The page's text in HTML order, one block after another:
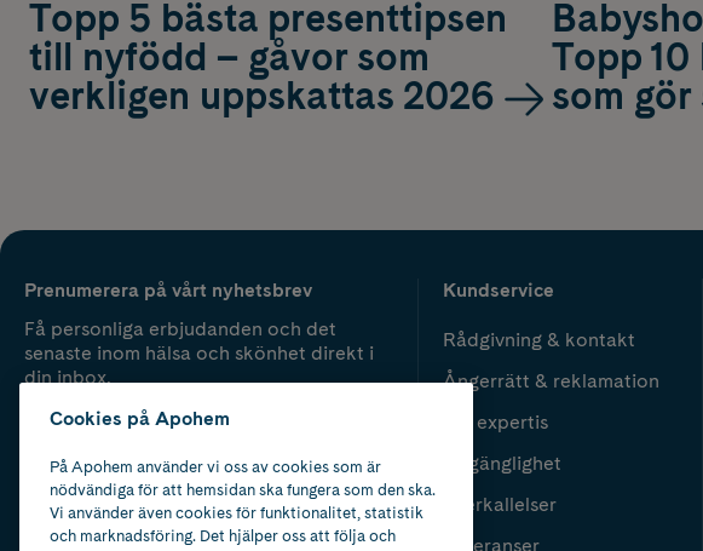
Topp 5 bästa presenttipsen
till nyfödd – gåvor som
verkligen uppskattas 2026
Topp
som
Prenumerera på vårt nyhetsbrev
Få personliga erbjudanden och det
senaste inom hälsa och skönhet direkt i
din inbox.
Kundservice
Rådgivning & kontakt
Ångerrätt & reklamation
Vår expertis
Tillgänglighet
Återkallelser
Leveranser
Cookies på Apohem
På Apohem använder vi oss av cookies som är
nödvändiga för att hemsidan ska fungera som den ska.
Vi använder även cookies för funktionalitet, statistik
och marknadsföring. Det hjälper oss att följa och